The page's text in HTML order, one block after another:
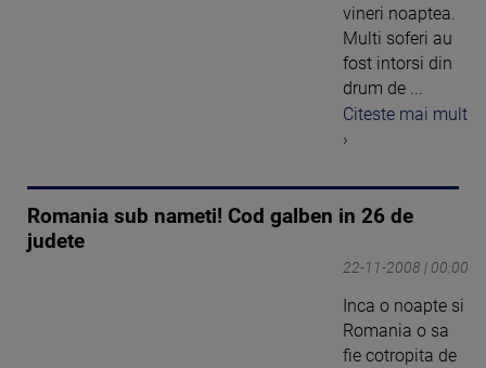
vineri noaptea.
Multi soferi au
fost intorsi din
drum de ...
Citeste mai mult
›
Romania sub nameti! Cod galben in 26 de
judete
22-11-2008 | 00:00
Inca o noapte si
Romania o sa
fie cotropita de